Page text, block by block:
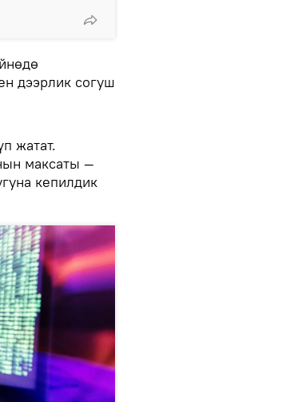
дээрлик согуш
жатат.
максаты —
кепилдик